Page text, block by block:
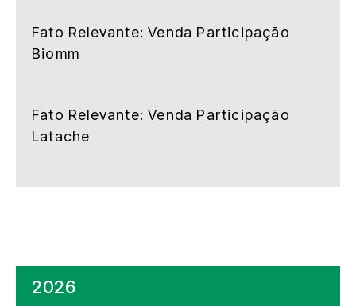
Fato Relevante: Venda Participação
Biomm
Fato Relevante: Venda Participação
Latache
2026